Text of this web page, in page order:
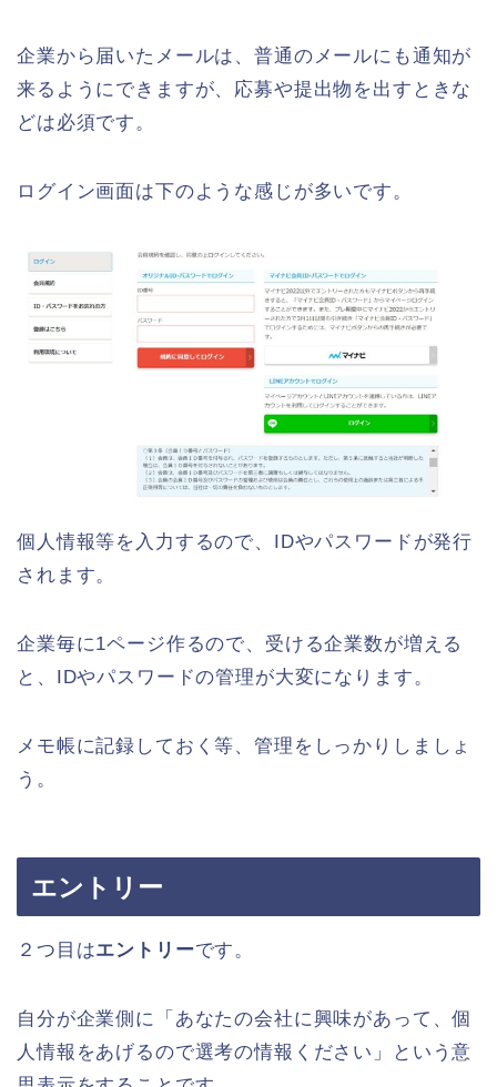
企業から届いたメールは、普通のメールにも通知が
来るようにできますが、応募や提出物を出すときな
どは必須です。
ログイン画面は下のような感じが多いです。
個人情報等を入力するので、IDやパスワードが発行
されます。
企業毎に1ページ作るので、受ける企業数が増える
と、IDやパスワードの管理が大変になります。
メモ帳に記録しておく等、管理をしっかりしましょ
う。
エントリー
２つ目はエントリーです。
自分が企業側に「あなたの会社に興味があって、個
人情報をあげるので選考の情報ください」という意